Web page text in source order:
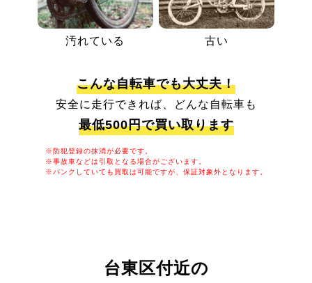
汚れている 古い
こんな自転車でも大丈夫！
安全に走行できれば、どんな自転車も
最低500円で買い取ります
※防犯登録の抹消が必要です。
※事故車などは引取となる場合がございます。
※パンクしていても買取は可能ですが、保証対象外となります。
台東区付近の